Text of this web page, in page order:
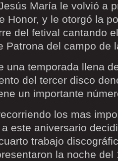
María le volvió a
Honor, y le otorgó la
del fetival cantando
Patrona del campo de
una temporada llena
del tercer disco
un importante
los mas
este aniversario
trabajo
la noche